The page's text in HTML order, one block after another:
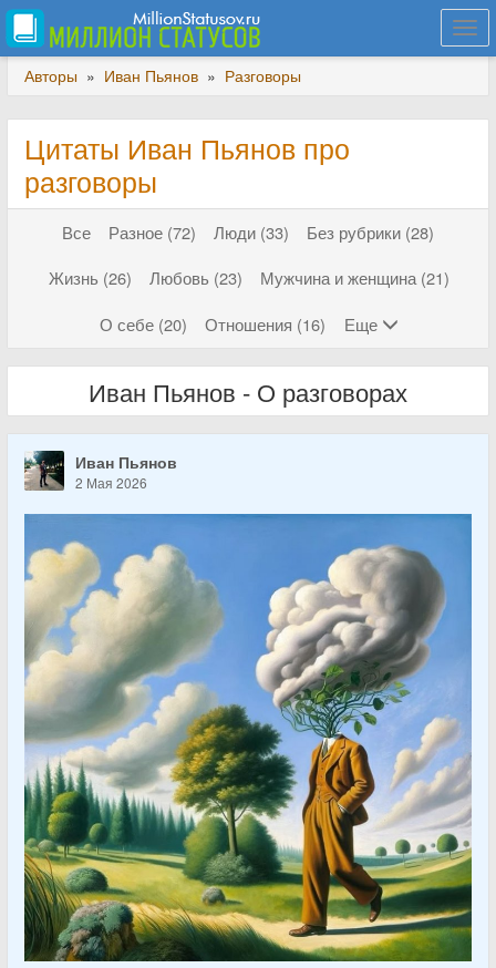
Авторы » Иван Пьянов » Разговоры
Цитаты Иван Пьянов про
разговоры
Все Разное (72) Люди (33)
Без рубрики (28)
Жизнь (26)
Любовь (23)
Мужчина и женщина (21)
О себе (20)
Отношения (16) Еще
Иван Пьянов - О разговорах
Иван Пьянов
2 Мая 2026